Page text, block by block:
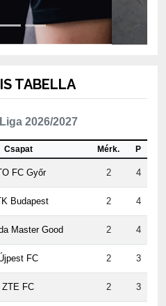
2026/2027
Csapat
FC Győr 2 4
Budapest 2 4
Master Good 2 4
FC 2 3
ZTE FC 2 3
Akadémia FC 2 3